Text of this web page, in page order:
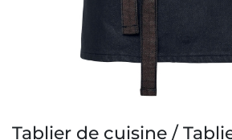
Tablier de cuisine /